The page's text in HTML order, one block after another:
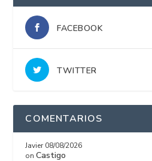
FACEBOOK
TWITTER
COMENTARIOS
Javier 08/08/2026
onCastigo